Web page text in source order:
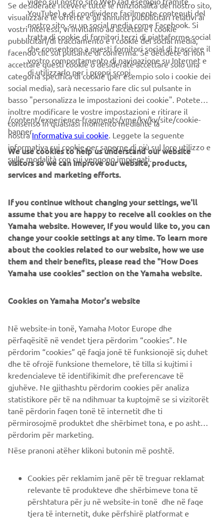
Prendi visione dell’informativa privacy cliccando
qui: Informativa sulla Privacy.
Consenso alla profilazione
Accetto che Yamaha Motor utilizzi i miei dati
personali per profilare le mie abitudini di consumo e
analizzare le mie preferenze e i miei interessi per
personalizzare i contenuti del sito Yamaha Motor e le
comunicazioni tramite e-mail
Consenso marketing
Accetto che i miei dati siano trattati per finalità di
marketing diretto, compresi l'invio di informazioni
relative a prodotti e servizi, creazione del profilo del
cliente (ad esempio, attraverso l'analisi dei dati) e
newsletter, promozioni speciali, inviti ad eventi (test
drive e fiere)
Se, in precedenza, hai già fornito i consensi a fini di
marketing e desideri ritirarli, puoi modificarli accedendo al
tuo Profilo MyYamaha
dell’informativa privacy.
INVIA LA RICHIESTA
PIÙ YAMAHA
YouTube) e di condividere facilmente contenuti del
nostro sito, su un social media come Facebook. Si
tratta di cookie di fornitori terzi di piattaforme social
che consentono a questi fornitori social di tracciare il
vostro comportamento di navigazione su Internet e
di utilizzarlo per i propri scopi.
Se desiderate ricevere tutte le funzionalità del nostro sito,
visualizzare le offerte e gli annunci pubblicitari relativi ai
vostri interessi, vi invitiamo ad accettare i cookie
pubblicitari/di tracciamento e i cookie dei social media,
facendo clic sul pulsante di conferma. Se decidete di non
accettare questi cookie o desiderate accettare solo una
categoria specifica di cookie (per esempio solo i cookie dei
social media), sarà necessario fare clic sul pulsante in
basso "personalizza le impostazioni dei cookie". Potete
inoltre modificare le vostre impostazioni e ritirare il
consenso in qualsiasi momento mediante la
nostraInformativa sui cookie. Leggete la seguente
informativa sui cookie per saperne di più sul loro utilizzo e
sulle modalità con cui vengono impiegati.
/content/experience-fragments/yme/kv/kv/site/cookie-
banner
We use cookies to help us understand our website
visitors so we can improve our website, products,
services and marketing efforts.
If you continue without changing your settings, we'll
assume that you are happy to receive all cookies on the
Yamaha website. However, If you would like to, you can
change your cookie settings at any time. To learn more
about the cookies related to our website, how we use
them and their benefits, please read the "How Does
Yamaha use cookies" section on the Yamaha website.
Cookies on Yamaha Motor's website
Në website-in tonë, Yamaha Motor Europe dhe
përfaqësitë në vendet tjera përdorim “cookies”. Ne
përdorim “cookies” që faqja jonë të funksionojë siç duhet
dhe të ofrojë funksione themelore, të tilla si kujtimi i
kredencialeve të identifikimit dhe preferencave të
gjuhëve. Ne gjithashtu përdorim cookies për analiza
statistikore për të na ndihmuar ta kuptojmë se si vizitorët
tanë përdorin faqen tonë të internetit dhe ti
përmirosojmë produktet dhe shërbimet tona, e po ashtu ti
përdorim për marketing.
Nëse pranoni atëher klikoni butonin më poshtë.
Cookies për reklamim janë për të treguar reklamat
relevante të produkteve dhe shërbimeve tona të
përshtatura për ju në website-in tonë dhe në faqe
tjera të internetit, duke përfshirë platformat e